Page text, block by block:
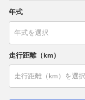
年式
走行距離（km）